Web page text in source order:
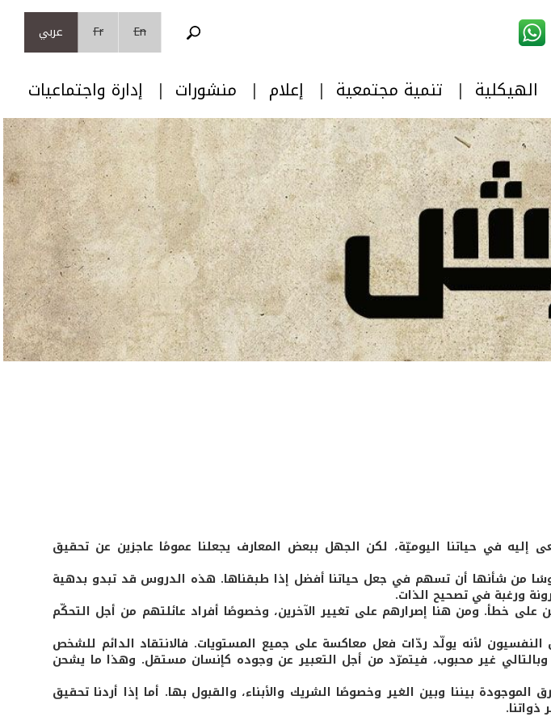
En
Fr عربي
الهيكلية تنمية مجتمعية إعلام منشورات إدارة واجتماعيات
في حياتنا اليوميّة، لكن الجهل ببعض المعارف يجعلنا عمومًا عاجزين عن تحقيق
من شأنها أن تسهم في جعل حياتنا أفضل إذا طبقناها. هذه الدروس قد تبدو بدهية
ورغبة في تصحيح الذات.
على خطأ. ومن هنا إصرارهم على تغيير الآخرين، وخصوصًا أفراد عائلتهم من أجل التحكّم
لأنه يولّد ردّات فعل معاكسة على جميع المستويات. فالانتقاد الدائم للشخص
وبالتالي غير محبوب، فيتمرّد من أجل التعبير عن وجوده كإنسان مستقل. وهذا ما يشحن
الموجودة بيننا وبين الغير وخصوصًا الشريك والأبناء، والقبول بها. أما إذا أردنا تحقيق